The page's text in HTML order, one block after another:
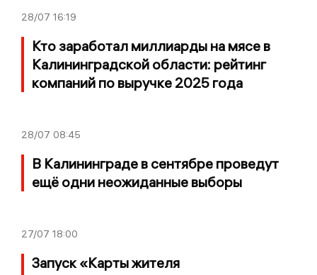
28/07 16:19
Кто заработал миллиарды на мясе в
Калининградской области: рейтинг
компаний по выручке 2025 года
28/07 08:45
В Калининграде в сентябре проведут
ещё одни неожиданные выборы
27/07 18:00
Запуск «Карты жителя